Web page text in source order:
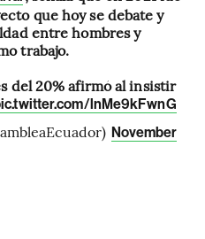
que hoy se debate y
entre hombres y
trabajo.
del 20% afirmó al insistir
lnMe9kFwnG
November